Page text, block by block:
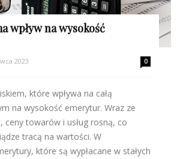
wpływ na wysokość
2023 0
które wpływa na całą
na wysokość emerytur. Wraz ze
ceny towarów i usług rosną, co
tracą na wartości. W
które są wypłacane w stałych